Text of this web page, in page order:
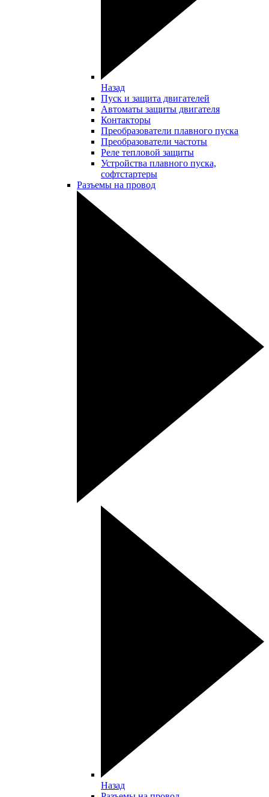
Назад
Пуск и защита двигателей
Автоматы защиты двигателя
Контакторы
Преобразователи плавного пуска
Преобразователи частоты
Реле тепловой защиты
Устройства плавного пуска,
софтстартеры
Разъемы на провод
Назад